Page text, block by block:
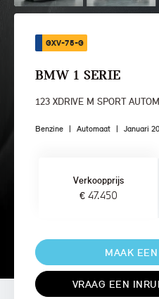
GXV-75-G
BMW 1 SERIE
123 XDRIVE M SPORT
Benzine | Automaat | Januari
Verkoopprijs
€ 47.450
MAAK
VRAAG EEN